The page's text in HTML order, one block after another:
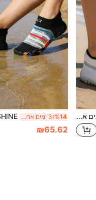
RUSHINE נעלי מים אלסטיות בצבע אחיד לנשים, חלק עליון מבד נושם, סוליה EVA, מתאים ליוגה בתוך הבית, ספורט, שחייה ופעילויות מים, נעלי שחייה תחתון רכות %14 3 ימים אחרונים
₪65.62